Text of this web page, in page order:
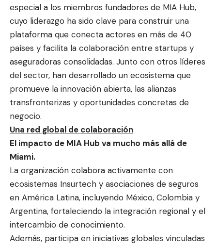
especial a los miembros fundadores de MIA Hub,
cuyo liderazgo ha sido clave para construir una
plataforma que conecta actores en más de 40
países y facilita la colaboración entre startups y
aseguradoras consolidadas. Junto con otros líderes
del sector, han desarrollado un ecosistema que
promueve la innovación abierta, las alianzas
transfronterizas y oportunidades concretas de
negocio.
Una red global de colaboración
El impacto de MIA Hub va mucho más allá de
Miami.
La organización colabora activamente con
ecosistemas Insurtech y asociaciones de seguros
en América Latina, incluyendo México, Colombia y
Argentina, fortaleciendo la integración regional y el
intercambio de conocimiento.
Además, participa en iniciativas globales vinculadas